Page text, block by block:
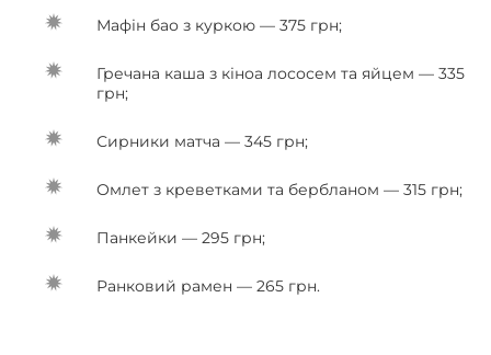
Мафін бао з куркою — 375 грн;
Гречана каша з кіноа лососем та яйцем — 335
грн;
Сирники матча — 345 грн;
Омлет з креветками та бербланом — 315 грн;
Панкейки — 295 грн;
Ранковий рамен — 265 грн.